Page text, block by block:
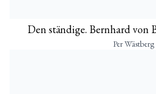
Den ständige. Bernhard von
Per Wästberg